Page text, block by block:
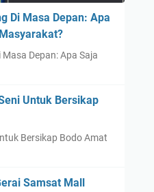
Di Masa Depan: Apa
Depan: Apa Saja
Untuk Bersikap
Bersikap Bodo Amat
Samsat Mall